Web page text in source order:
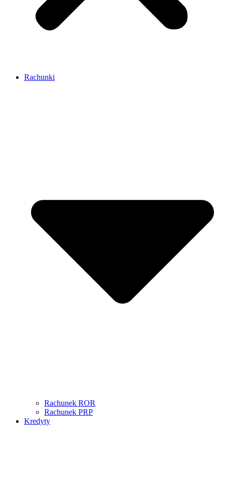
Rachunki
Rachunek ROR
Rachunek PRP
Kredyty